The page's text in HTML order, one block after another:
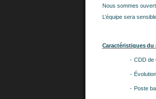
Nous sommes
L’équipe sera
Caractéristiquesdu
- CDD de
-
- Poste